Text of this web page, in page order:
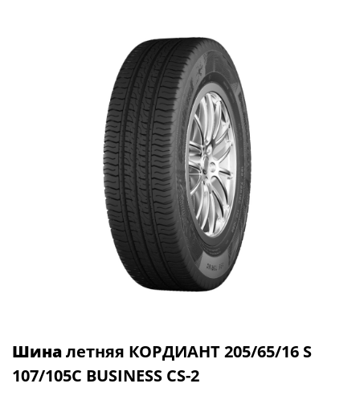
Шиналетняя КОРДИАНТ 205/65/16 S
107/105C BUSINESS CS-2